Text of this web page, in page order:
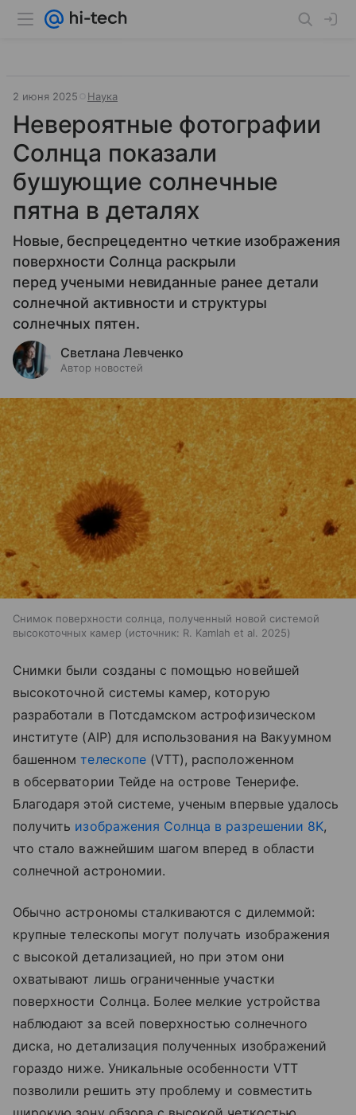
2 июня 2025 Наука
Невероятные фотографии
Солнца показали
бушующие солнечные
пятна в деталях
Новые, беспрецедентно четкие изображения
поверхности Солнца раскрыли
перед учеными невиданные ранее детали
солнечной активности и структуры
солнечных пятен.
Светлана Левченко
Автор новостей
Снимок поверхности солнца, полученный новой системой
высокоточных камер
источник: R. Kamlah et al. 2025
Снимки были созданы с помощью новейшей
высокоточной системы камер, которую
разработали в Потсдамском астрофизическом
институте (AIP) для использования на Вакуумном
башенномтелескопе(VTT), расположенном
в обсерватории Тейде на острове Тенерифе.
Благодаря этой системе, ученым впервые удалось
получить изображения Солнца в разрешении 8K,
что стало важнейшим шагом вперед в области
солнечной астрономии.
Обычно астрономы сталкиваются с дилеммой:
крупные телескопы могут получать изображения
с высокой детализацией, но при этом они
охватывают лишь ограниченные участки
поверхности Солнца. Более мелкие устройства
наблюдают за всей поверхностью солнечного
диска, но детализация полученных изображений
гораздо ниже. Уникальные особенности VTT
позволили решить эту проблему и совместить